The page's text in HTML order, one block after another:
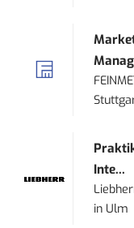
Inte...
in Ulm